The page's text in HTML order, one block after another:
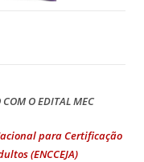
O EDITAL MEC
para Certificação
(ENCCEJA)